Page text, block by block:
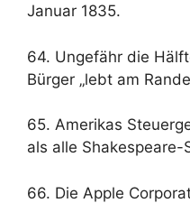
Januar 1835.
64. Ungefähr die
Bürger „lebt am
65. Amerikas
als alle Shakespeare-
66. Die Apple